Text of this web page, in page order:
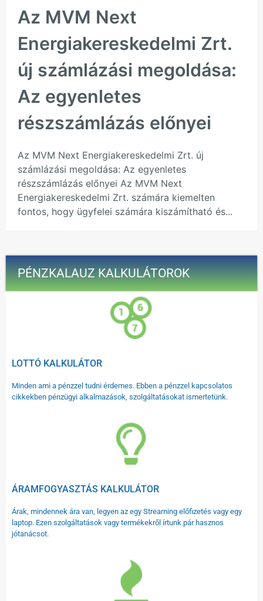
Az MVM Next
Energiakereskedelmi Zrt.
új számlázási megoldása:
Az egyenletes
részszámlázás előnyei
Az MVM Next Energiakereskedelmi Zrt. új
számlázási megoldása: Az egyenletes
részszámlázás előnyei Az MVM Next
Energiakereskedelmi Zrt. számára kiemelten
fontos, hogy ügyfelei számára kiszámítható és...
PÉNZKALAUZ KALKULÁTOROK
LOTTÓ KALKULÁTOR
Minden ami a pénzzel tudni érdemes. Ebben a pénzzel kapcsolatos
cikkekben pénzügyi alkalmazások, szolgáltatásokat ismertetünk.
ÁRAMFOGYASZTÁS KALKULÁTOR
Árak, mindennek ára van, legyen az egy Streaming előfizetés vagy egy
laptop. Ezen szolgáltatások vagy termékekről írtunk pár hasznos
jótanácsot.